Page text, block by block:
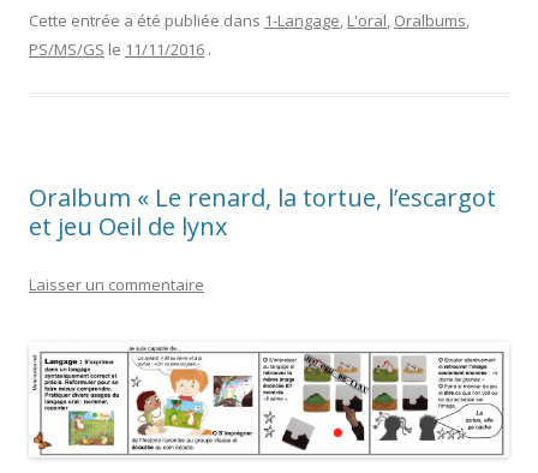
Cette entrée a été publiée dans 1-Langage, L'oral, Oralbums,
PS/MS/GS le 11/11/2016 .
Oralbum « Le renard, la tortue, l’escargot
et jeu Oeil de lynx
Laisser un commentaire